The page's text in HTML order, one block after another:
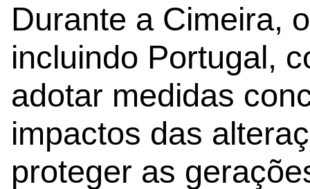
Durante a Cimeira,
incluindo Portugal,
adotar medidas
impactos das
proteger as